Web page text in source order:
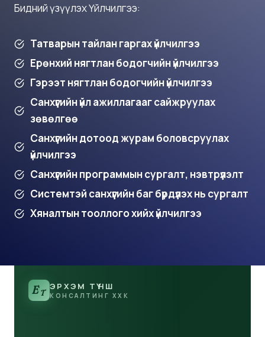
Бидний үзүүлэх Үйлчилгээ:
Татварын тайлан гаргах үйлчилгээ
Ерөнхий нягтлан бодогчийн үйлчилгээ
Гэрээт нягтлан бодогчийн үйлчилгээ
Санхүүгийн үйл ажиллагааг сайжруулах
зөвөлгөө
Санхүүгийн дотоод журам боловсруулах
үйлчилгээ
Санхүүгийн программын сургалт, нэвтрүүлэлт
Системтэй санхүүгийн баг бүрдүүлэх нь сургалт
Хяналтын тооллого хийх үйлчилгээ
ET
ЭРХЭМ ТҮНШ
КОНСАЛТИНГ ХХК